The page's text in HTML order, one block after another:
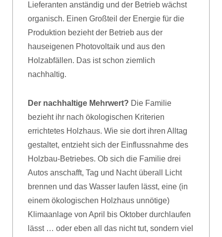
Lieferanten anständig und der Betrieb wächst
organisch. Einen Großteil der Energie für die
Produktion bezieht der Betrieb aus der
hauseigenen Photovoltaik und aus den
Holzabfällen. Das ist schon ziemlich
nachhaltig.
Der nachhaltige Mehrwert? Die Familie
bezieht ihr nach ökologischen Kriterien
errichtetes Holzhaus. Wie sie dort ihren Alltag
gestaltet, entzieht sich der Einflussnahme des
Holzbau-Betriebes. Ob sich die Familie drei
Autos anschafft, Tag und Nacht überall Licht
brennen und das Wasser laufen lässt, eine (in
einem ökologischen Holzhaus unnötige)
Klimaanlage von April bis Oktober durchlaufen
lässt … oder eben all das nicht tut, sondern viel